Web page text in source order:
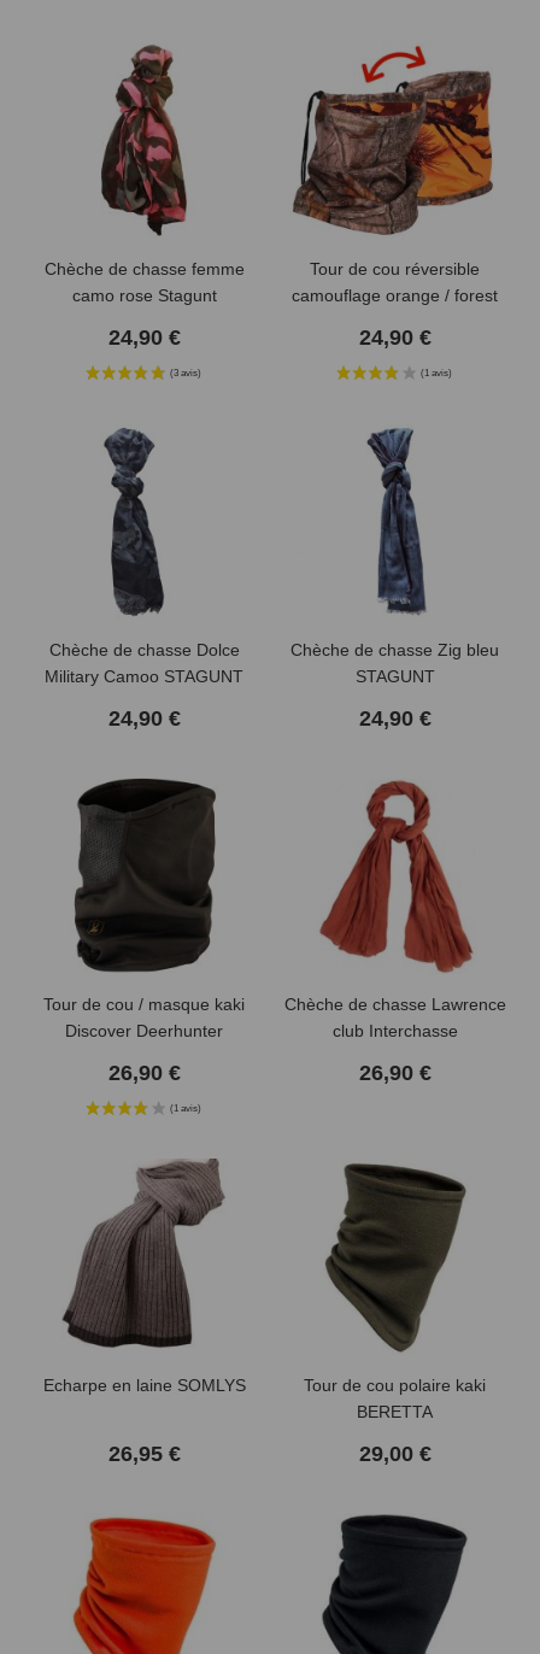
Chèche de chasse femme
camo rose Stagunt
24,90 €
Tour de cou réversible
camouflage orange / forest
24,90 €
Chèche de chasse Dolce
Military Camoo STAGUNT
24,90 €
Chèche de chasse Zig bleu
STAGUNT
24,90 €
Tour de cou / masque kaki
Discover Deerhunter
26,90 €
Chèche de chasse Lawrence
club Interchasse
26,90 €
Echarpe en laine SOMLYS
26,95 €
Tour de cou polaire kaki
BERETTA
29,00 €